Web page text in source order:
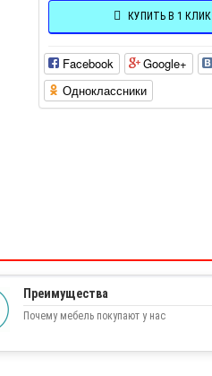
КУПИТЬ В 1 КЛИК
Facebook Google+
Одноклассники
Преимущества
Почему мебель покупают у нас